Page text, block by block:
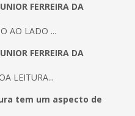
FERREIRA DA
AO LADO ...
FERREIRA DA
LEITURA...
tem um aspecto de